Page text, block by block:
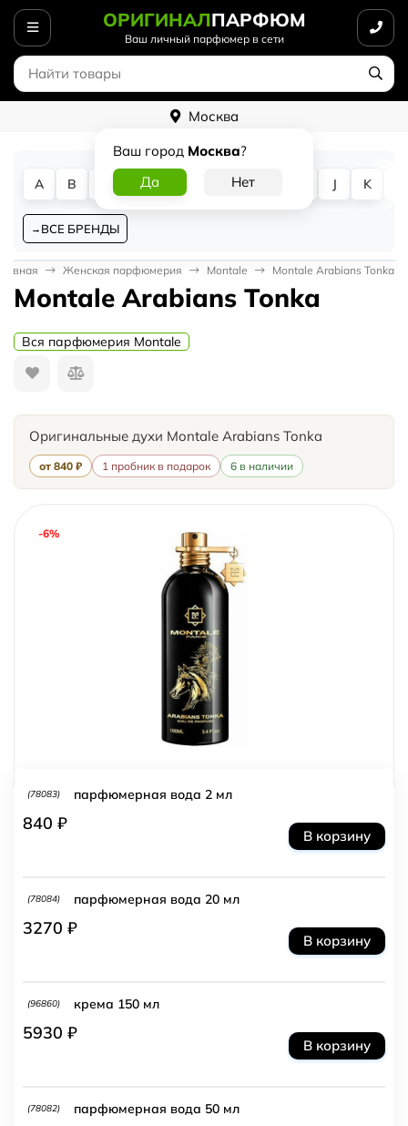
ОРИГИНАЛПАРФЮМ
Ваш личный парфюмер в сети
Москва
Ваш город Москва?
A B D G J K
ВСЕ БРЕНДЫ
Женская парфюмерия Montale Montale Arabians Tonka
Montale Arabians Tonka
Вся парфюмерия Montale
Оригинальные духи Montale Arabians Tonka
от 840 ₽ 1 пробник в подарок 6 в наличии
-6%
(78083) парфюмерная вода 2 мл
840 ₽
В корзину
(78084) парфюмерная вода 20 мл
3270 ₽
В корзину
(96860) крема 150 мл
5930 ₽
В корзину
(78082) парфюмерная вода 50 мл